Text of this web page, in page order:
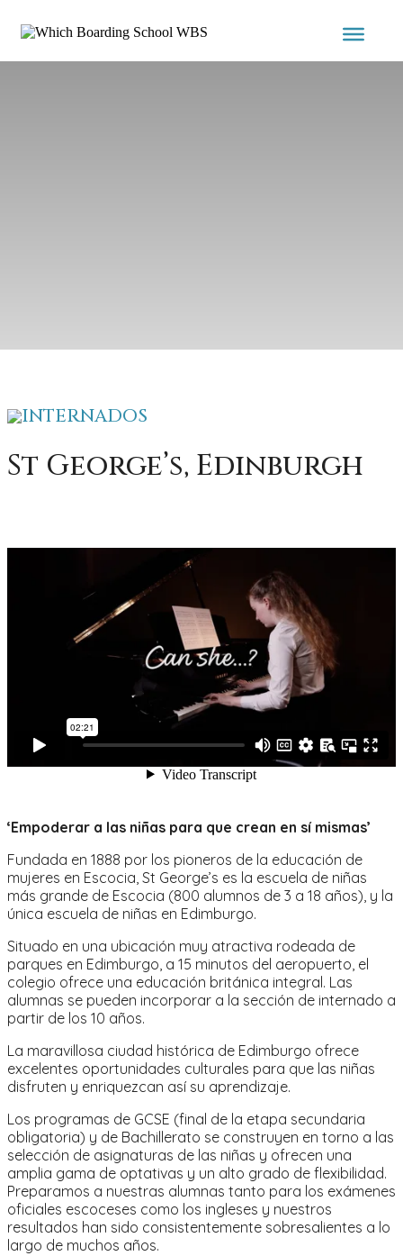
INTERNADOS
St George’s, Edinburgh
‘Empoderar a las niñas para que crean en sí mismas’
Fundada en 1888 por los pioneros de la educación de
mujeres en Escocia, St George’s es la escuela de niñas
más grande de Escocia (800 alumnos de 3 a 18 años), y la
única escuela de niñas en Edimburgo.
Situado en una ubicación muy atractiva rodeada de
parques en Edimburgo, a 15 minutos del aeropuerto, el
colegio ofrece una educación británica integral. Las
alumnas se pueden incorporar a la sección de internado a
partir de los 10 años.
La maravillosa ciudad histórica de Edimburgo ofrece
excelentes oportunidades culturales para que las niñas
disfruten y enriquezcan así su aprendizaje.
Los programas de GCSE (final de la etapa secundaria
obligatoria) y de Bachillerato se construyen en torno a las
selección de asignaturas de las niñas y ofrecen una
amplia gama de optativas y un alto grado de flexibilidad.
Preparamos a nuestras alumnas tanto para los exámenes
oficiales escoceses como los ingleses y nuestros
resultados han sido consistentemente sobresalientes a lo
largo de muchos años.